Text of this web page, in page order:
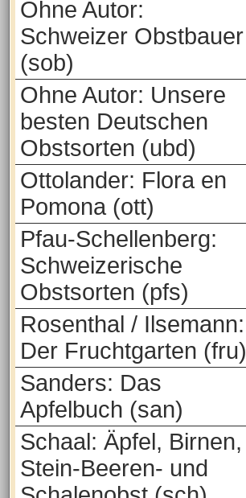
Ohne Autor:
Schweizer Obstbauer
(sob)
Ohne Autor: Unsere
besten Deutschen
Obstsorten (ubd)
Ottolander: Flora en
Pomona (ott)
Pfau-Schellenberg:
Schweizerische
Obstsorten (pfs)
Rosenthal / Ilsemann:
Der Fruchtgarten (fru)
Sanders: Das
Apfelbuch (san)
Schaal: Äpfel, Birnen,
Stein-Beeren- und